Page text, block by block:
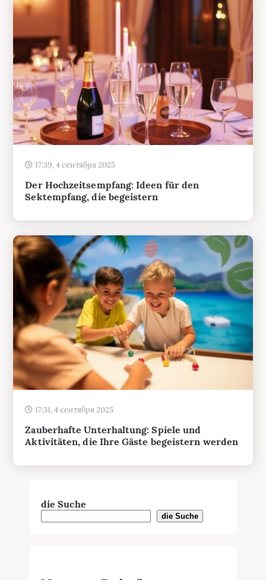
17:39, 4 сентября 2025
Sektempfang, die begeistern
17:31, 4 сентября 2025
Aktivitäten, die Ihre Gäste begeistern werden